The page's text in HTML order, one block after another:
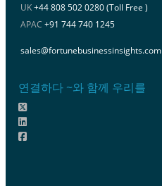
UK+44 808 502 0280 (Toll Free )
APAC +91 744 740 1245
sales@fortunebusinessinsights.com
연결하다 ~와 함께 우리를